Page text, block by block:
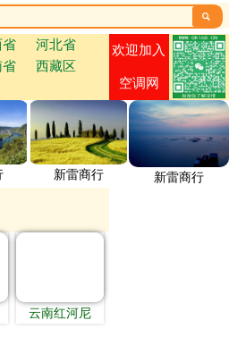

省
河北省
省
西藏区
欢迎加入
空调网
新雷商行 新雷商行
云南红河尼